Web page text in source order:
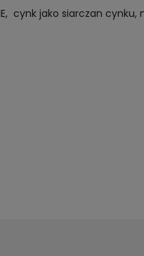
cynk jako siarczan